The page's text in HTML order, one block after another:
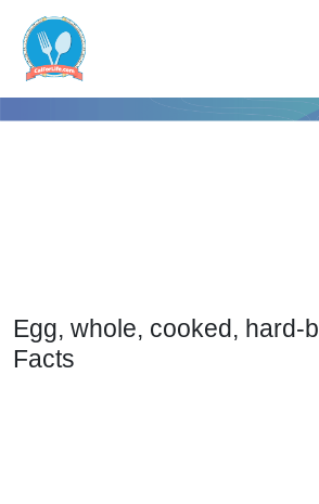
Egg, whole, cooked, hard-
Facts